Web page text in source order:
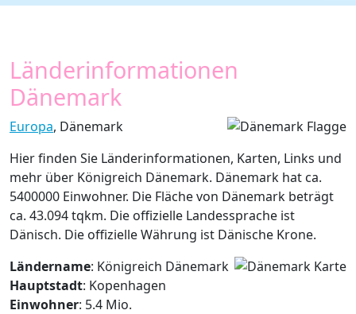
Länderinformationen
Dänemark
Europa, Dänemark
Hier finden Sie Länderinformationen, Karten, Links und
mehr über Königreich Dänemark. Dänemark hat ca.
5400000 Einwohner. Die Fläche von Dänemark beträgt
ca. 43.094 tqkm. Die offizielle Landessprache ist
Dänisch. Die offizielle Währung ist Dänische Krone.
Ländername: Königreich Dänemark
Hauptstadt: Kopenhagen
Einwohner: 5.4 Mio.